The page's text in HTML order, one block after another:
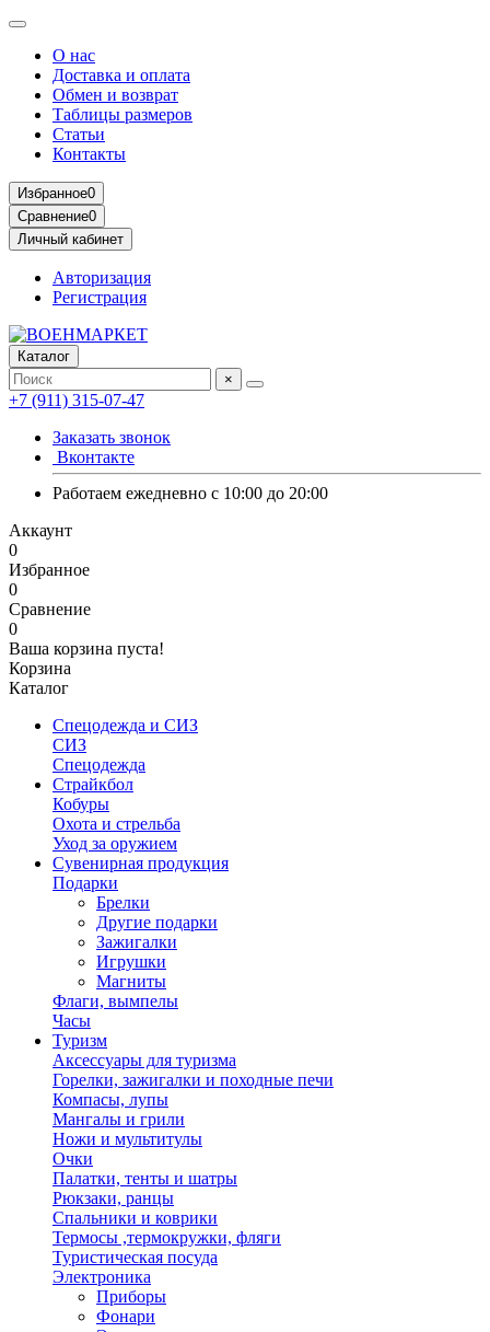
О нас
Доставка и оплата
Обмен и возврат
Таблицы размеров
Статьи
Контакты
Избранное0
Сравнение0
Личный кабинет
Авторизация
Регистрация
Каталог
×
+7 (911) 315-07-47
Заказать звонок
Вконтакте
Работаем ежедневно с 10:00 до 20:00
Аккаунт
0
Избранное
0
Сравнение
0
Ваша корзина пуста!
Корзина
Каталог
Спецодежда и СИЗ
СИЗ
Спецодежда
Страйкбол
Кобуры
Охота и стрельба
Уход за оружием
Сувенирная продукция
Подарки
Брелки
Другие подарки
Зажигалки
Игрушки
Магниты
Флаги, вымпелы
Часы
Туризм
Аксессуары для туризма
Горелки, зажигалки и походные печи
Компасы, лупы
Мангалы и грили
Ножи и мультитулы
Очки
Палатки, тенты и шатры
Рюкзаки, ранцы
Спальники и коврики
Термосы ,термокружки, фляги
Туристическая посуда
Электроника
Приборы
Фонари